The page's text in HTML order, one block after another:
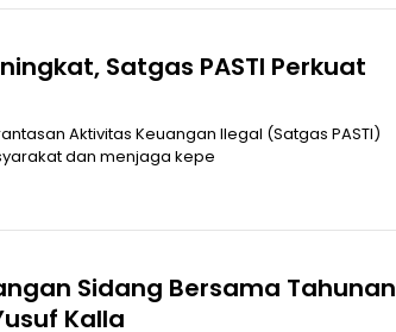
Satgas PASTI Perkuat
Aktivitas Keuangan Ilegal (Satgas PASTI)
dan menjaga kepe
Sidang Bersama Tahunan
Kalla